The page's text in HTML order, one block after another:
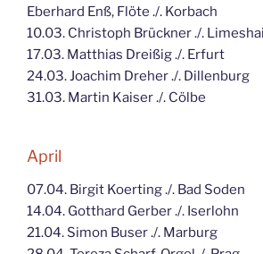
Eberhard Enß, Flöte ./. Korbach
10.03. Christoph Brückner ./.
17.03. Matthias Dreißig ./. Erfurt
24.03. Joachim Dreher ./. Dillenburg
31.03. Martin Kaiser ./. Cölbe
April
07.04. Birgit Koerting ./. Bad Soden
14.04. Gotthard Gerber ./. Iserlohn
21.04. Simon Buser ./. Marburg